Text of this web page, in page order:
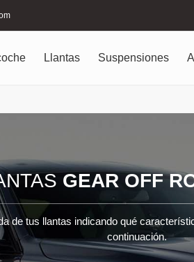
Llantas Suspensiones
GEAR OFF
de tus llantas indicando qué
continuación.